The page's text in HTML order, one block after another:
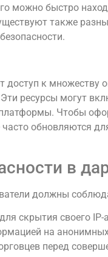
можно быстро
также
доступ к множеству
ресурсы могут
Чтобы
обновляются
в
должны
скрытия своего IP-
на
перед